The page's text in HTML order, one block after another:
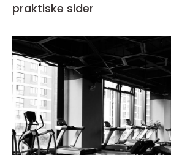
praktiske sider